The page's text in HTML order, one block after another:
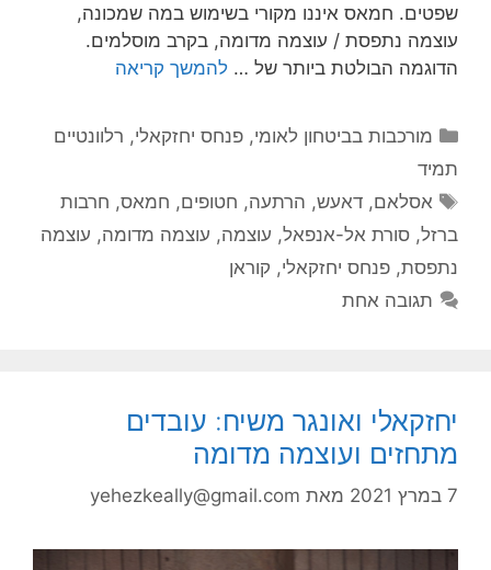
שפטים. חמאס איננו מקורי בשימוש במה שמכונה,
עוצמה נתפסת / עוצמה מדומה, בקרב מוסלמים.
הדוגמה הבולטת ביותר של … להמשך קריאה
קטגוריות
מורכבות בביטחון לאומי,פנחס יחזקאלי, רלוונטיים
תמיד
תגיות
אסלאם,דאעש, הרתעה, חטופים, חמאס, חרבות
ברזל, סורת אל-אנפאל, עוצמה, עוצמה מדומה, עוצמה
נתפסת, פנחס יחזקאלי, קוראן
תגובה אחת
יחזקאלי ואונגר משיח: עובדים
מתחזים ועוצמה מדומה
7 במרץ 2021 מאת yehezkeally@gmail.com